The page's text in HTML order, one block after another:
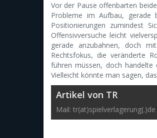
Vor der Pause offenbarten
Probleme im Aufbau, gerade
Positionierungen zumindest
Offensivversuche leicht
gerade anzubahnen, doch
Rechtsfokus, die veränderte
führen müssen, doch
Vielleicht könnte man sagen,
Artikel von TR
Mail: tr(at)spielverlagerung(.)de